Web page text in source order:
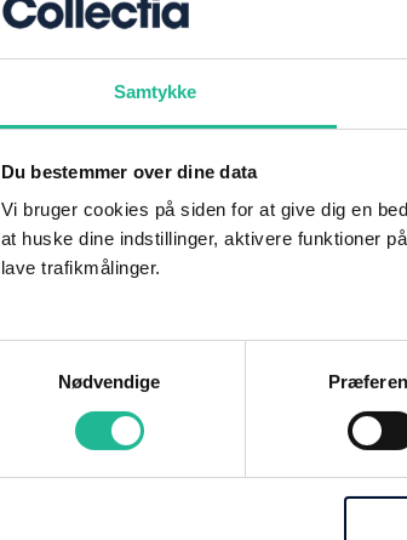
Samtykke
Du bestemmer over dine data
Vi bruger cookies på siden for at give dig en
at huske dine indstillinger, aktivere funktioner
lave trafikmålinger.
Nødvendige